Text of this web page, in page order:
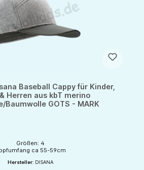
Baseball Cappy für Kinder,
Herren aus kbT merino
Baumwolle GOTS - MARK
Größen: 4
ca 55-59cm
Hersteller: DISANA